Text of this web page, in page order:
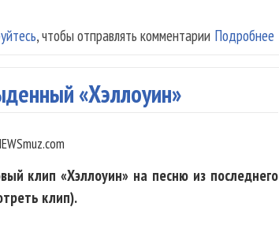
Подробнее
, чтобы отправлять комментарии
«Хэллоуин»
клип «Хэллоуин» на песню из последнего
клип).